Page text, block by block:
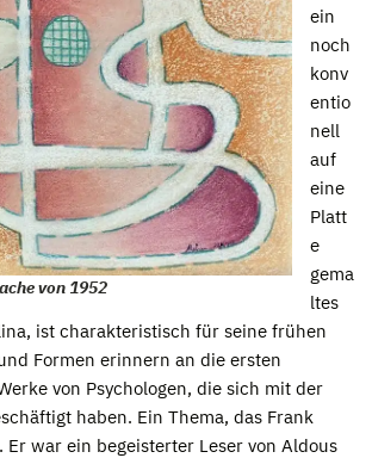
von 1952
ein
noch
konv
entio
nell
auf
eine
Platt
e
gema
ltes
ist charakteristisch für seine frühen
Formen erinnern an die ersten
von Psychologen, die sich mit der
haben. Ein Thema, das Frank
Er war ein begeisterter Leser von Aldous